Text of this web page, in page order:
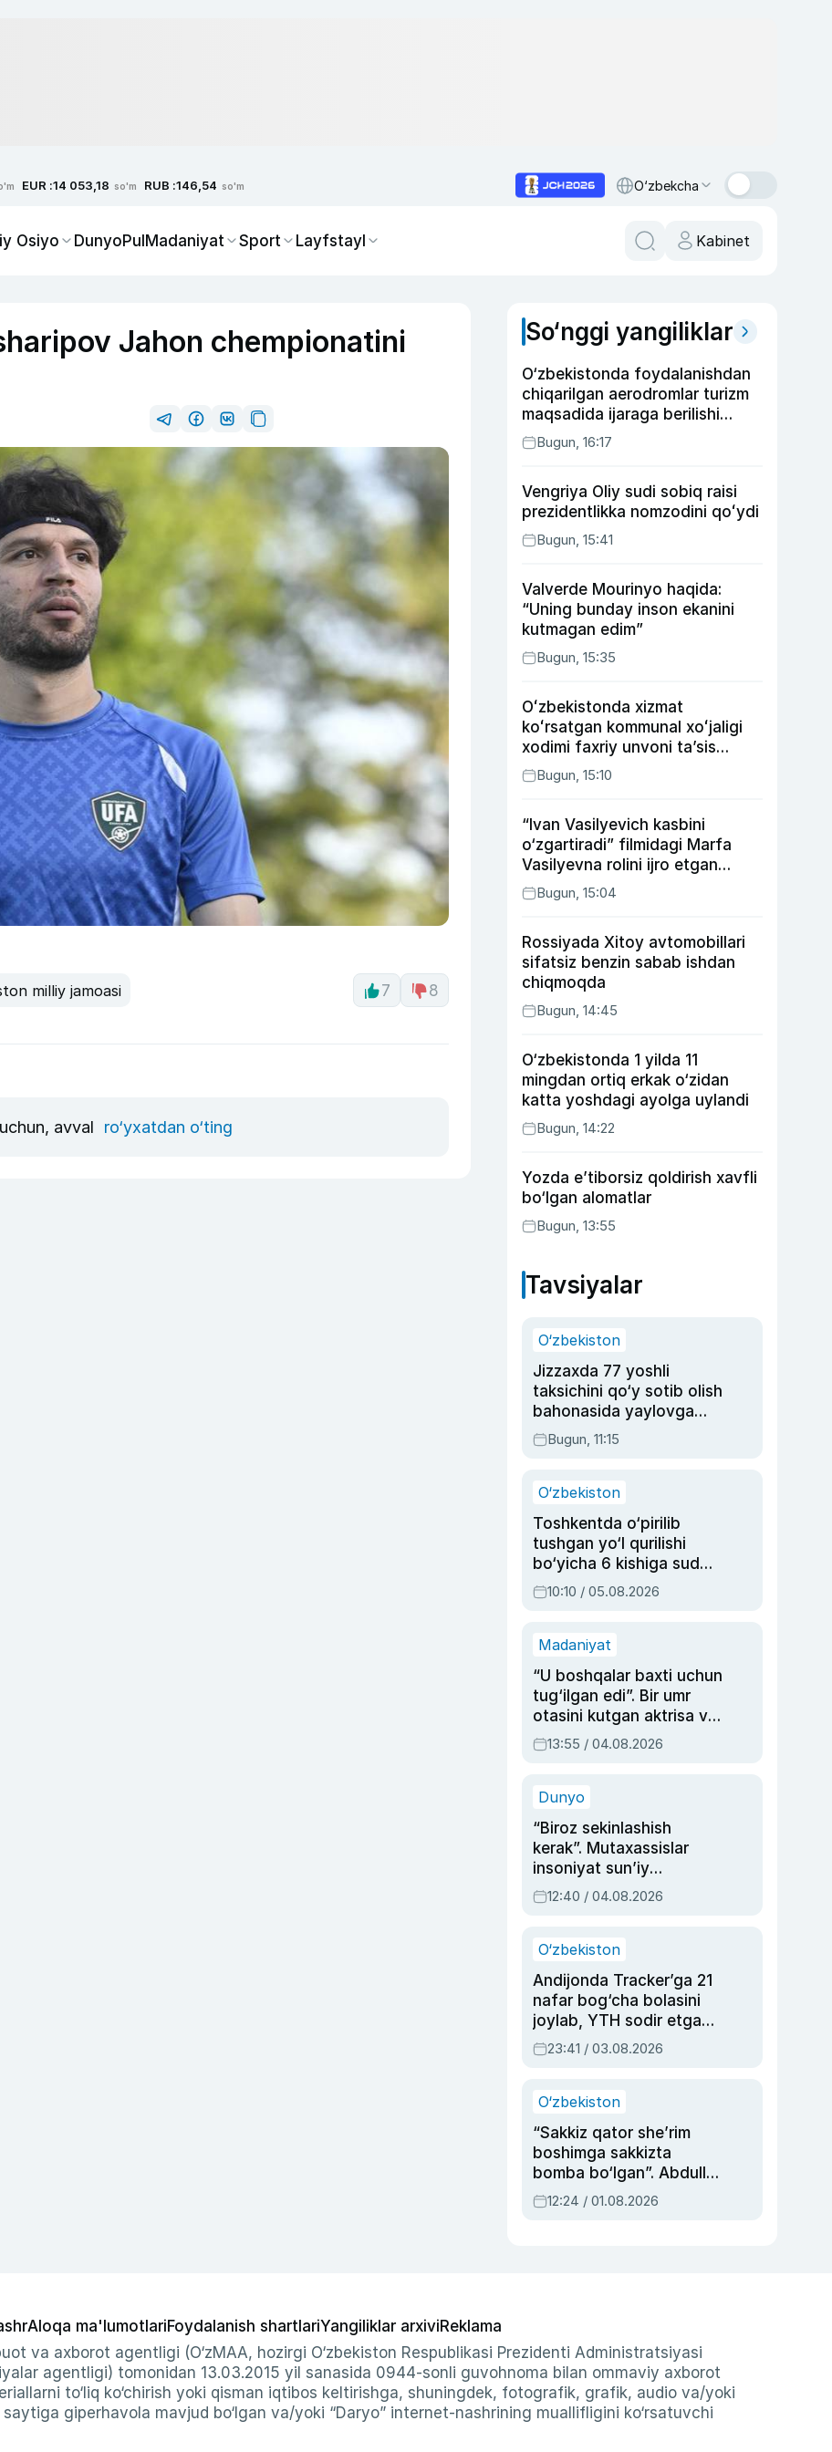
EUR :14 053,18 so'm RUB :146,54 so'm O‘zbekcha
Osiyo DunyoPulMadaniyat Sport Layfstayl Kabinet
Jahon chempionatini
milliy jamoasi 7 8
avval ro‘yxatdan o‘ting
So‘nggi yangiliklar
O‘zbekistonda foydalanishdan
chiqarilgan aerodromlar turizm
maqsadida ijaraga berilishi
mumkin
Bugun, 16:17
Vengriya Oliy sudi sobiq raisi
prezidentlikka nomzodini qoʻydi
Bugun, 15:41
Valverde Mourinyo haqida:
“Uning bunday inson ekanini
kutmagan edim”
Bugun, 15:35
Oʻzbekistonda xizmat
koʻrsatgan kommunal xoʻjaligi
xodimi faxriy unvoni taʼsis
etilishi mumkin
Bugun, 15:10
“Ivan Vasilyevich kasbini
o‘zgartiradi” filmidagi Marfa
Vasilyevna rolini ijro etgan
aktrisaning taqdiri qanday
kechdi?
Bugun, 15:04
Rossiyada Xitoy avtomobillari
sifatsiz benzin sabab ishdan
chiqmoqda
Bugun, 14:45
O‘zbekistonda 1 yilda 11
mingdan ortiq erkak o‘zidan
katta yoshdagi ayolga uylandi
Bugun, 14:22
Yozda e’tiborsiz qoldirish xavfli
bo‘lgan alomatlar
Bugun, 13:55
Tavsiyalar
O‘zbekiston
Jizzaxda 77 yoshli
taksichini qo‘y sotib olish
bahonasida yaylovga
olib borib o‘ldirgan yigit
20 yilga qamaldi
Bugun, 11:15
O‘zbekiston
Toshkentda o‘pirilib
tushgan yo‘l qurilishi
bo‘yicha 6 kishiga sud
hukmi o‘qildi
10:10 / 05.08.2026
Madaniyat
“U boshqalar baxti uchun
tug‘ilgan edi”. Bir umr
otasini kutgan aktrisa va
dublyaj ustasi Rimma
Ahmedovaning
13:55 / 04.08.2026
Dunyo
“Biroz sekinlashish
kerak”. Mutaxassislar
insoniyat sun’iy
intellektni boshqara
olmay qolishidan xavotir
12:40 / 04.08.2026
O‘zbekiston
Andijonda Tracker’ga 21
nafar bog‘cha bolasini
joylab, YTH sodir etgan
ayolga sud hukmi o‘qildi
23:41 / 03.08.2026
O‘zbekiston
“Sakkiz qator she’rim
boshimga sakkizta
bomba bo‘lgan”. Abdulla
Oripovni siyosiy
ayblovlardan asrab
12:24 / 01.08.2026
Aloqa ma'lumotlariFoydalanish shartlariYangiliklar arxiviReklama
va axborot agentligi (O‘zMAA, hozirgi O‘zbekiston Respublikasi Prezidenti Administratsiyasi
agentligi) tomonidan 13.03.2015 yil sanasida 0944-sonli guvohnoma bilan ommaviy axborot
to‘liq ko‘chirish yoki qisman iqtibos keltirishga, shuningdek, fotografik, grafik, audio va/yoki
giperhavola mavjud bo‘lgan va/yoki “Daryo” internet-nashrining muallifligini ko‘rsatuvchi